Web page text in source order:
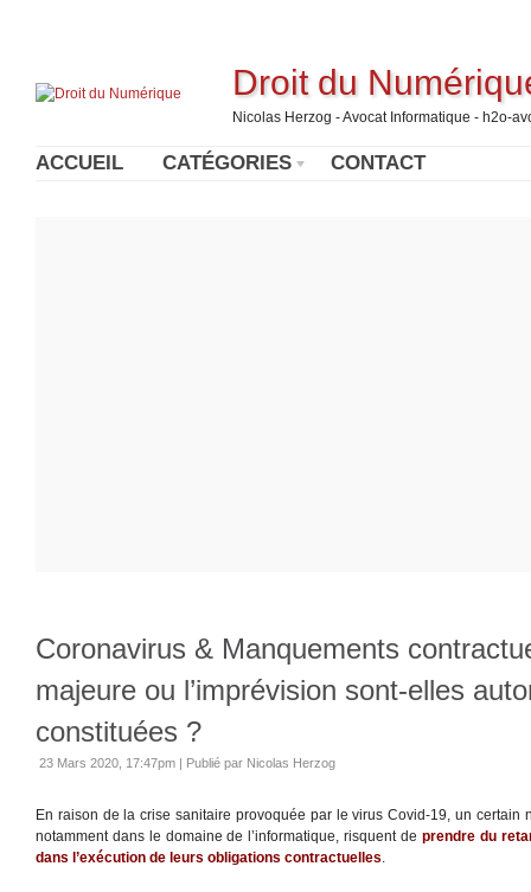
Droit du
Nicolas Herzog - Avocat Informatique - h2o-
ACCUEIL CATÉGORIES CONTACT
Coronavirus & Manquements
majeure ou l’imprévision sont-elles
constituées ?
23 Mars 2020, 17:47pm | Publié par Nicolas Herzog
En raison de la crise sanitaire provoquée par le virus Covid-19, un certain
notamment dans le domaine de l’informatique, risquent de prendre du
dans l’exécution de leurs obligations contractuelles.